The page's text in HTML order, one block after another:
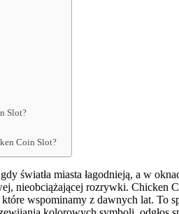
Slot?
Coin Slot?
miasta łagodnieją, a w
nieobciążającej rozrywki.
wspominamy z dawnych lat.